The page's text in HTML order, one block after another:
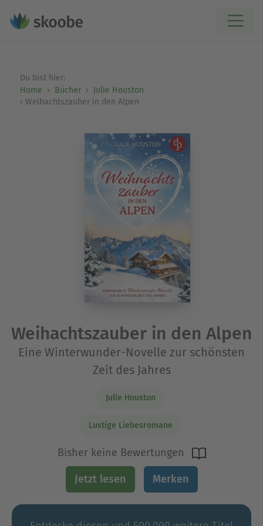
Du bist hier:
Home
Bücher
Julie Houston
Weihachtszauber in den Alpen
Weihachtszauber in den Alpen
Eine Winterwunder-Novelle zur schönsten
Zeit des Jahres
Julie Houston
Lustige Liebesromane
Bisher keine Bewertungen
Jetzt lesen Merken